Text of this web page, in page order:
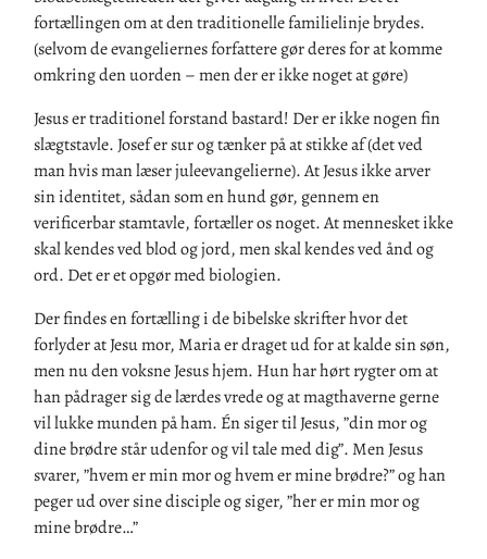
fortællingen om at den traditionelle familielinje brydes.
(selvom de evangeliernes forfattere gør deres for at komme
omkring den uorden – men der er ikke noget at gøre)
Jesus er traditionel forstand bastard! Der er ikke nogen fin
slægtstavle. Josef er sur og tænker på at stikke af (det ved
man hvis man læser juleevangelierne). At Jesus ikke arver
sin identitet, sådan som en hund gør, gennem en
verificerbar stamtavle, fortæller os noget. At mennesket ikke
skal kendes ved blod og jord, men skal kendes ved ånd og
ord. Det er et opgør med biologien.
Der findes en fortælling i de bibelske skrifter hvor det
forlyder at Jesu mor, Maria er draget ud for at kalde sin søn,
men nu den voksne Jesus hjem. Hun har hørt rygter om at
han pådrager sig de lærdes vrede og at magthaverne gerne
vil lukke munden på ham. Én siger til Jesus, ”din mor og
dine brødre står udenfor og vil tale med dig”. Men Jesus
svarer, ”hvem er min mor og hvem er mine brødre?” og han
peger ud over sine disciple og siger, ”her er min mor og
mine brødre…”